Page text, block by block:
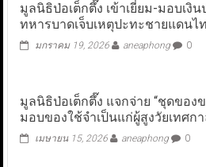
มูลนิธิป่อเต็กตึ๊ง เข้าเยี่ยม-มอบเงิ
ทหารบาดเจ็บเหตุปะทะชายแดนไ
มกราคม 19, 2026 aneaphong 0
มูลนิธิป่อเต็กตึ๊ง แจกจ่าย “ชุดขอ
มอบของใช้จำเป็นแก่ผู้สูงวัยเทศก
เมษายน 15, 2026 aneaphong 0